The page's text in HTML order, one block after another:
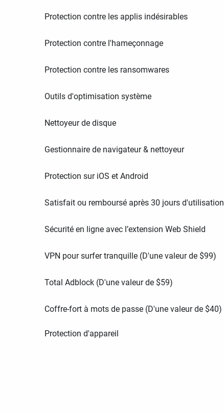
Protection contre les applis indésirables
Protection contre l'hameçonnage
Protection contre les ransomwares
Outils d'optimisation système
Nettoyeur de disque
Gestionnaire de navigateur & nettoyeur
Protection sur iOS et Android
Satisfait ou remboursé après 30 jours d'utilisation
Sécurité en ligne avec l’extension Web Shield
VPN pour surfer tranquille (D'une valeur de $99)
Total Adblock (D'une valeur de $59)
Coffre-fort à mots de passe (D'une valeur de $40)
Protection d'appareil